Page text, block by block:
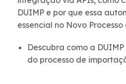
DUIMP e por que essa
essencial no Novo
Descubra como a
do processo de